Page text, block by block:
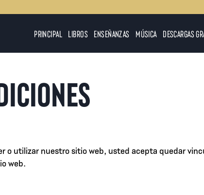
PRINCIPAL LIBROS ENSEÑANZAS MÚSICA DESCARGAS
o utilizar nuestro sitio web, usted acepta quedar
web.